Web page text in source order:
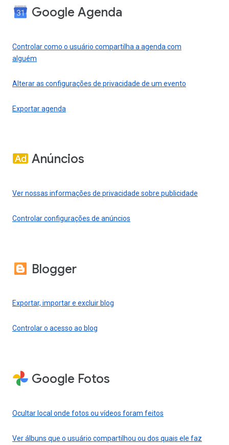
Google Agenda
Controlar como o usuário compartilha a agenda com
alguém
Alterar as configurações de privacidade de um evento
Exportar agenda
Anúncios
Ver nossas informações de privacidade sobre publicidade
Controlar configurações de anúncios
Blogger
Exportar, importar e excluir blog
Controlar o acesso ao blog
Google Fotos
Ocultar local onde fotos ou vídeos foram feitos
Ver álbuns que o usuário compartilhou ou dos quais ele faz